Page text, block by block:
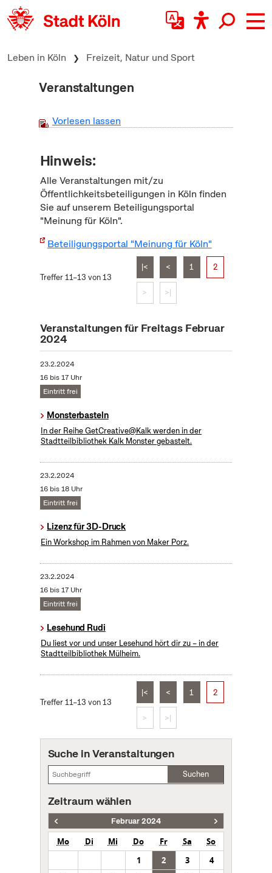
zum Inhalt springen
Leben in Köln Freizeit, Natur und Sport
Veranstaltungen
Vorlesen lassen
Hinweis:
Alle Veranstaltungen mit/zu
Öffentlichkeitsbeteiligungen in Köln finden
Sie auf unserem Beteiligungsportal
"Meinung für Köln".
Beteiligungsportal "Meinung für Köln"
Treffer 11–13 von 13
|< < 1 2
> >|
Veranstaltungen für Freitags Februar
2024
23.2.2024
16 bis 17 Uhr
Eintritt frei
Monsterbasteln
In der Reihe GetCreative@Kalk werden in der
Stadtteilbibliothek Kalk Monster gebastelt.
23.2.2024
16 bis 18 Uhr
Eintritt frei
Lizenz für 3D-Druck
Ein Workshop im Rahmen von Maker Porz.
23.2.2024
16 bis 17 Uhr
Eintritt frei
Lesehund Rudi
Du liest vor und unser Lesehund hört dir zu – in der
Stadtteilbibliothek Mülheim.
Treffer 11–13 von 13
|< < 1 2
> >|
Suche in Veranstaltungen
Suchen
Zeitraum wählen
Februar 2024
Mo Di Mi Do Fr Sa
So
1
2 3
4